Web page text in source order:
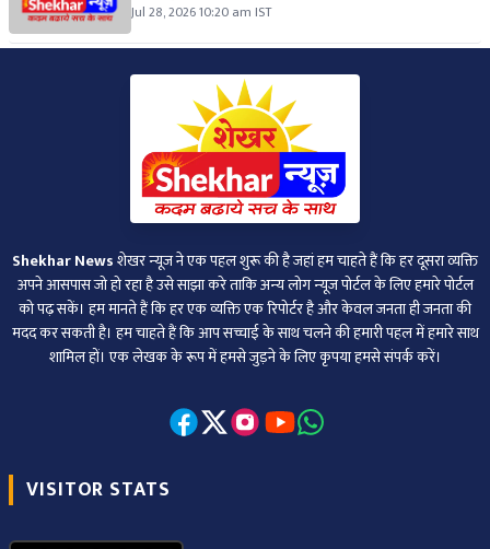
Jul 28, 2026 10:20 am IST
Shekhar Newsशेखर न्‍यूज ने एक पहल शुरू की है जहां हम चाहते हैं कि हर दूसरा व्‍यक्ति
अपने आसपास जो हो रहा है उसे साझा करे ताकि अन्‍य लोग न्‍यूज पोर्टल के लिए हमारे पोर्टल
को पढ़ सकें। हम मानते हैं कि हर एक व्यक्ति एक रिपोर्टर है और केवल जनता ही जनता की
मदद कर सकती है। हम चाहते हैं कि आप सच्चाई के साथ चलने की हमारी पहल में हमारे साथ
शामिल हों। एक लेखक के रूप में हमसे जुड़ने के लिए कृपया हमसे संपर्क करें।
VISITOR STATS